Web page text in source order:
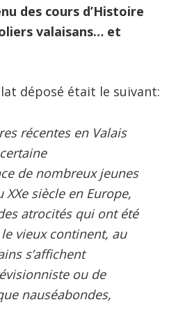
des cours d’Histoire
valaisans… et
déposé était le suivant:
récentes en Valais
de nombreux jeunes
XXe siècle en Europe,
atrocités qui ont été
vieux continent, au
s’affichent
ou de
nauséabondes,